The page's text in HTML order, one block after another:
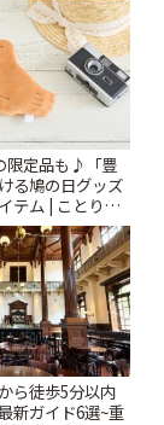
限定品も♪「豊
る鳩の日グッズ
テム | ことりっ
ら徒歩5分以内
新ガイド6選~重